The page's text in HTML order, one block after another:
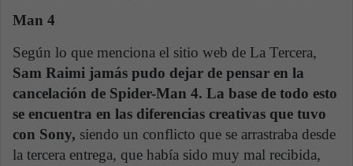
Man 4
Según lo que menciona el sitio web de La Tercera,
Sam Raimi jamás pudo dejar de pensar en la
cancelación de Spider-Man 4. La base de todo esto
se encuentra en las diferencias creativas que tuvo
con Sony, siendo un conflicto que se arrastraba desde
la tercera entrega, que había sido muy mal recibida,